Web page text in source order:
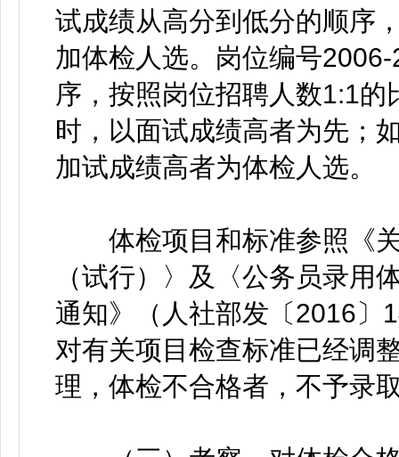
试成绩从高分到低分的顺序
加体检人选。岗位编号
序，按照岗位招聘人数1:1
时，以面试成绩高者为先；
加试成绩高者为体检人选。
体检项目和标准参照《关
（试行）〉及〈公务员录用
通知》（人社部发〔2016〕
对有关项目检查标准已经调
理，体检不合格者，不予录